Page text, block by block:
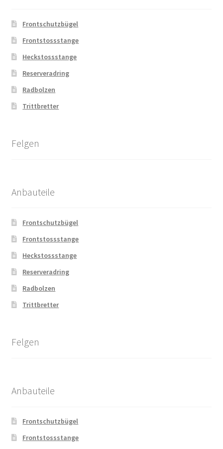
Frontschutzbügel
Frontstossstange
Heckstossstange
Reserveradring
Radbolzen
Trittbretter
Felgen
Anbauteile
Frontschutzbügel
Frontstossstange
Heckstossstange
Reserveradring
Radbolzen
Trittbretter
Felgen
Anbauteile
Frontschutzbügel
Frontstossstange